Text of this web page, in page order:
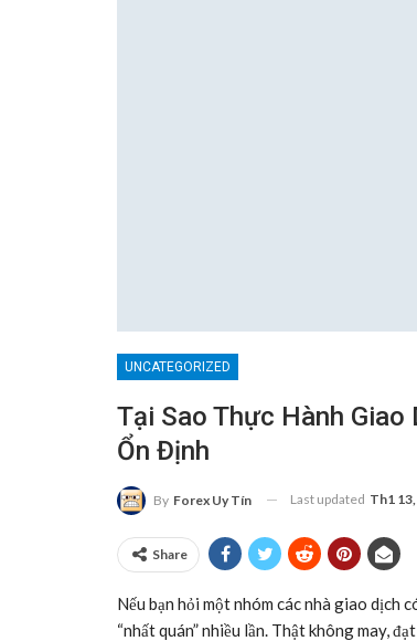
UNCATEGORIZED
Tại Sao Thực Hành Giao
Ổn Định
By Forex Uy Tín Last updated Th1
Share
Nếu bạn hỏi một nhóm các nhà giao dịch
“nhất quán” nhiều lần. Thật không may,